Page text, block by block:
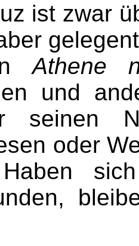
ist zwar
Athene
und
seinen
oder